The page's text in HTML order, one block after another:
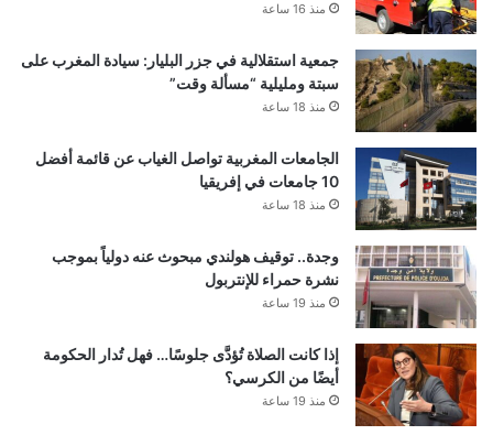
منذ 16 ساعة
جمعية استقلالية في جزر البليار: سيادة المغرب على
سبتة ومليلية “مسألة وقت”
منذ 18 ساعة
الجامعات المغربية تواصل الغياب عن قائمة أفضل
10 جامعات في إفريقيا
منذ 18 ساعة
وجدة.. توقيف هولندي مبحوث عنه دولياً بموجب
نشرة حمراء للإنتربول
منذ 19 ساعة
إذا كانت الصلاة تُؤدَّى جلوسًا… فهل تُدار الحكومة
أيضًا من الكرسي؟
منذ 19 ساعة